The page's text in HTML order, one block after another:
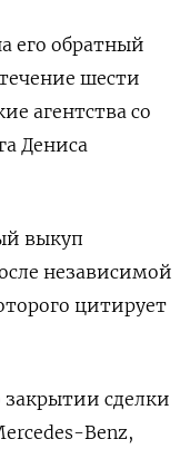
его обратный
шести
агентства со
Дениса
выкуп
независимой
цитирует
сделки
Benz,